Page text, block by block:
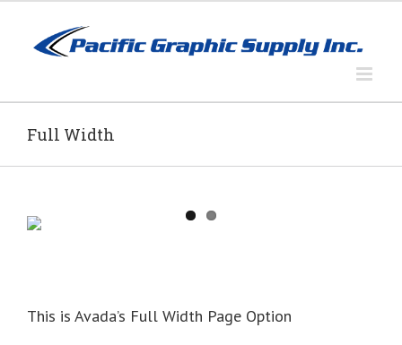
content
Full Width
This is Avada’s Full Width Page Option